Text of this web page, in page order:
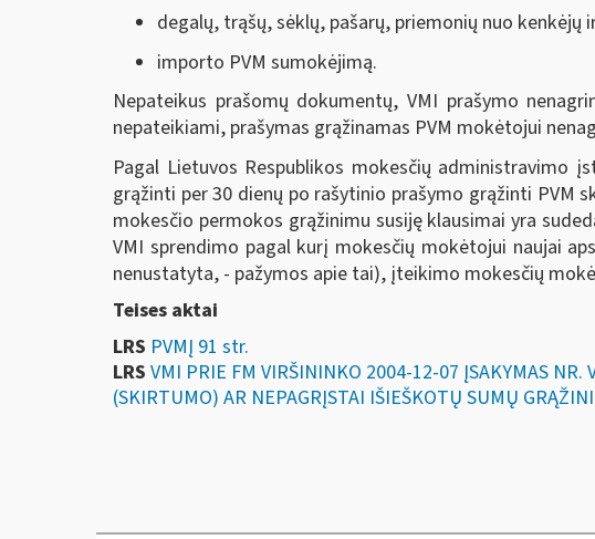
degalų, trąšų, sėklų, pašarų, priemonių nuo
importo PVM sumokėjimą.
Nepateikus prašomų dokumentų, VMI prašymo
nepateikiami, prašymas grąžinamas PVM mokėtojui
Pagal Lietuvos Respublikos mokesčių
grąžinti per 30 dienų po rašytinio prašymo grąžinti
mokesčio permokos grąžinimu susiję klausimai yra
VMI sprendimo pagal kurį mokesčių mokėtojui naujai
nenustatyta, - pažymos apie tai), įteikimo mokesčių
Teises aktai
LRS PVMĮ 91 str.
LRS VMI PRIE FM VIRŠININKO 2004-12-07 ĮSAKYMAS
(SKIRTUMO) AR NEPAGRĮSTAI IŠIEŠKOTŲ SUMŲ